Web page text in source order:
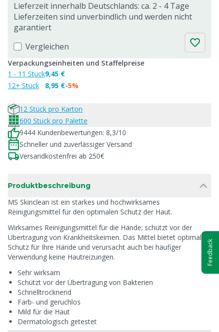
Lieferzeit innerhalb Deutschlands: ca. 2 - 4 Tage
Lieferzeiten sind unverbindlich und werden nicht
garantiert
Vergleichen
Verpackungseinheiten und Staffelpreise
1 - 11 Stück
12+ Stück
9,45 €
8,95 €-5%
12 Stück pro Karton
600 Stück pro Palette
9444 Kundenbewertungen: 8,3/10
Schneller und zuverlässiger Versand
Versandkostenfrei ab 250€
Produktbeschreibung
MS Skinclean ist ein starkes und hochwirksames
Reinigungsmittel für den optimalen Schutz der Haut.
Wirksames Reinigungsmittel für die Hände; schützt vor der
Übertragung von Krankheitskeimen. Das Mittel bietet optimalen
Schutz für Ihre Hände und verursacht auch bei häufiger
Verwendung keine Hautreizungen.
Sehr wirksam
Schützt vor der Übertragung von Bakterien
Schnelltrocknend
Farb- und geruchlos
Mild für die Haut
Dermatologisch getestet
Feedback